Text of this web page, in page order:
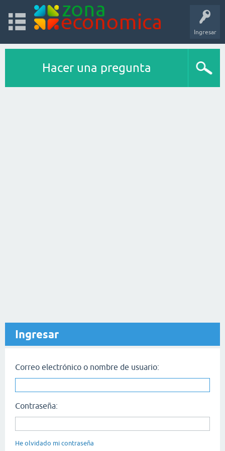
Ingresar
Hacer una pregunta
Ingresar
Correo electrónico o nombre de usuario:
Contraseña:
He olvidado mi contraseña